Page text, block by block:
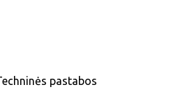
pastabos